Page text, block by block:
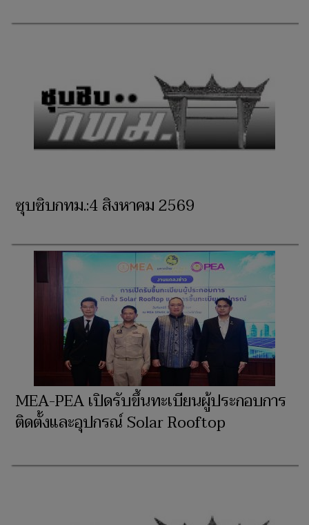
ซุบซิบกทม.:4 สิงหาคม 2569
MEA-PEA เปิดรับขึ้นทะเบียนผู้ประกอบการ
ติดตั้งและอุปกรณ์ Solar Rooftop